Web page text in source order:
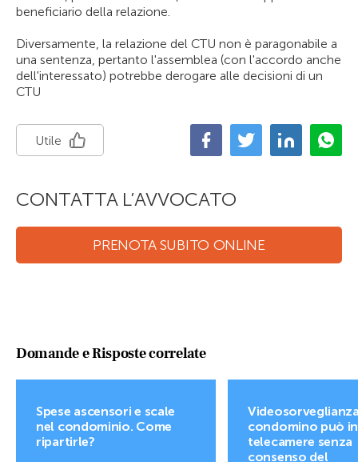
beneficiario della relazione.
Diversamente, la relazione del CTU non è paragonabile a
una sentenza, pertanto l'assemblea (con l'accordo anche
dell'interessato) potrebbe derogare alle decisioni di un
CTU
Utile
CONTATTA L’AVVOCATO
PRENOTA SUBITO ONLINE
Domande e Risposte correlate
Spese ascensori e scale
nel condominio. Come
ripartirle?
condomino può
telecamere senza
consenso del